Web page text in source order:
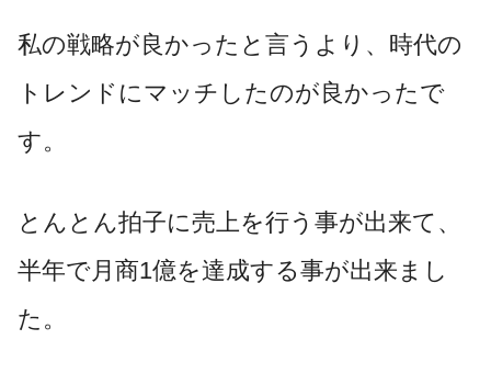
私の戦略が良かったと言うより、時代の
トレンドにマッチしたのが良かったで
す。
とんとん拍子に売上を行う事が出来て、
半年で月商1億を達成する事が出来まし
た。